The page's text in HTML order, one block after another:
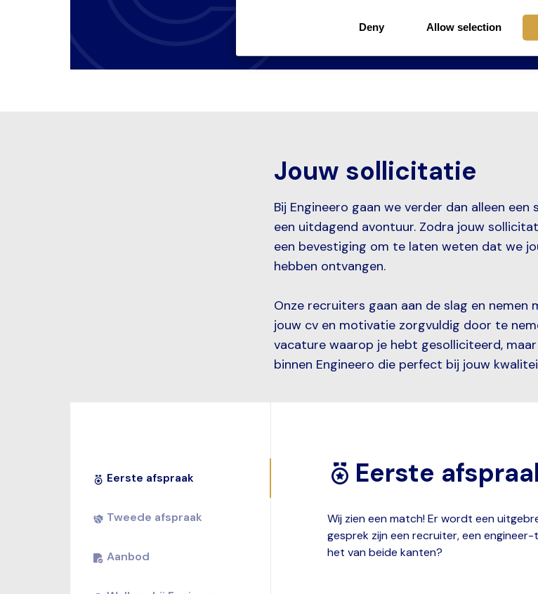
Deny Allow selection
Jouw sollicitatie
Bij Engineero gaan we verder dan alleen
een uitdagend avontuur. Zodra jouw
een bevestiging om te laten weten dat we
hebben ontvangen.
Onze recruiters gaan aan de slag en nemen
jouw cv en motivatie zorgvuldig door te
vacature waarop je hebt gesolliciteerd,
binnen Engineero die perfect bij jouw
Eerste afspraak
Tweede afspraak
Aanbod
Eerste
Wij zien een match! Er wordt een
gesprek zijn een recruiter, een
het van beide kanten?